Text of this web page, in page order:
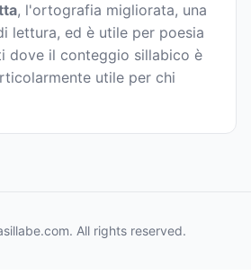
, l'ortografia migliorata, una
lettura, ed è utile per poesia
dove il conteggio sillabico è
utile per chi
All rights reserved.